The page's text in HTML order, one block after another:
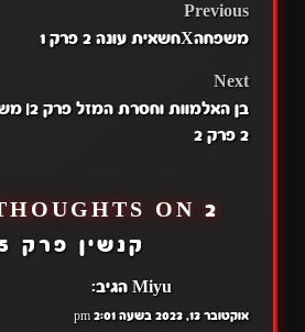
POST
Previous
משפחהXחשאית עונה 2 פרק 1
Next
2 פרק 2
2 THOUGHTS ON “
קנשין פרק 15
Miyu הגיב:
אוקטובר 13, 2023 בשעה 2:01 pm